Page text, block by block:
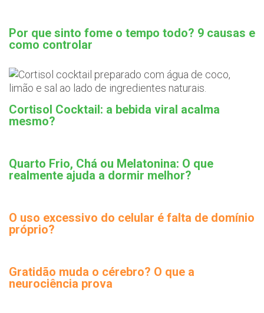
Por que sinto fome o tempo todo? 9 causas e
como controlar
Cortisol Cocktail: a bebida viral acalma
mesmo?
Quarto Frio, Chá ou Melatonina: O que
realmente ajuda a dormir melhor?
O uso excessivo do celular é falta de domínio
próprio?
Gratidão muda o cérebro? O que a
neurociência prova